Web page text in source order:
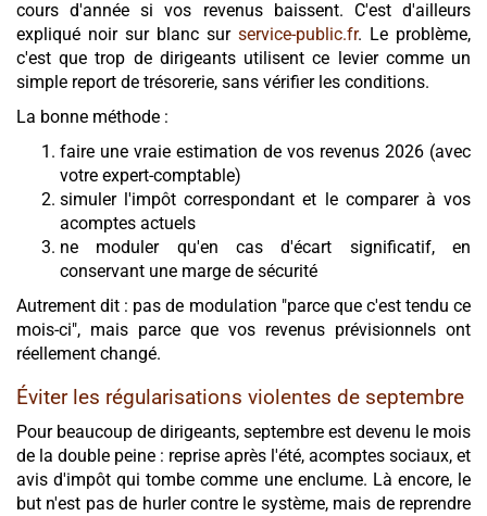
cours d'année si vos revenus baissent. C'est d'ailleurs
expliqué noir sur blanc sur service-public.fr. Le problème,
c'est que trop de dirigeants utilisent ce levier comme un
simple report de trésorerie, sans vérifier les conditions.
La bonne méthode :
faire une vraie estimation de vos revenus 2026 (avec
votre expert-comptable)
simuler l'impôt correspondant et le comparer à vos
acomptes actuels
ne moduler qu'en cas d'écart significatif, en
conservant une marge de sécurité
Autrement dit : pas de modulation "parce que c'est tendu ce
mois-ci", mais parce que vos revenus prévisionnels ont
réellement changé.
Éviter les régularisations violentes de septembre
Pour beaucoup de dirigeants, septembre est devenu le mois
de la double peine : reprise après l'été, acomptes sociaux, et
avis d'impôt qui tombe comme une enclume. Là encore, le
but n'est pas de hurler contre le système, mais de reprendre